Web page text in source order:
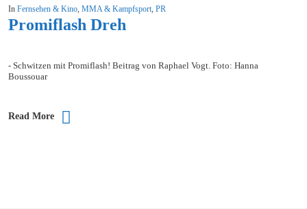
InFernsehen & Kino,MMA & Kampfsport,PR
Promiflash Dreh
- Schwitzen mit Promiflash! Beitrag von Raphael Vogt. Foto: Hanna
Boussouar
Read More